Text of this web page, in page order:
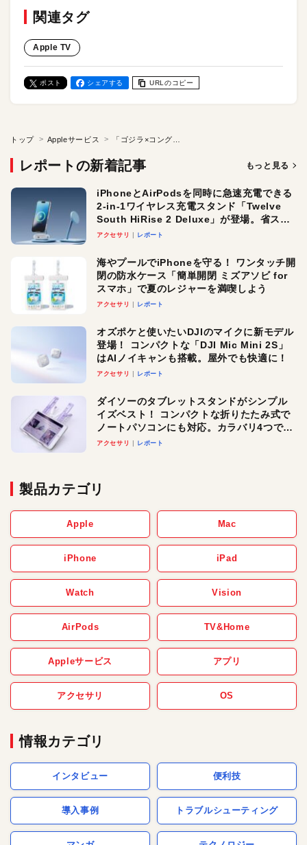
関連タグ
Apple TV
ポスト シェアする URLのコピー
トップ Appleサービス
レポートの新着記事 もっと見る
iPhoneとAirPodsを同時に急速充電できる
2-in-1ワイヤレス充電スタンド「Twelve
South HiRise 2 Deluxe」が登場。省スペ
ースでおしゃれに充電したい人にオスス
アクセサリ レポート
海やプールでiPhoneを守る！ ワンタッチ開
閉の防水ケース「簡単開閉 ミズアソビ for
スマホ」で夏のレジャーを満喫しよう
アクセサリ レポート
オズポケと使いたいDJIのマイクに新モデル
登場！ コンパクトな「DJI Mic Mini 2S」
はAIノイキャンも搭載。屋外でも快適に！
アクセサリ レポート
ダイソーのタブレットスタンドがシンプル
イズベスト！ コンパクトな折りたたみ式で
ノートパソコンにも対応。カラバリ4つで選
べる楽しさも
アクセサリ レポート
製品カテゴリ
Apple Mac
iPhone iPad
Watch Vision
AirPods TV&Home
Appleサービス アプリ
アクセサリ OS
情報カテゴリ
インタビュー 便利技
導入事例 トラブルシューティング